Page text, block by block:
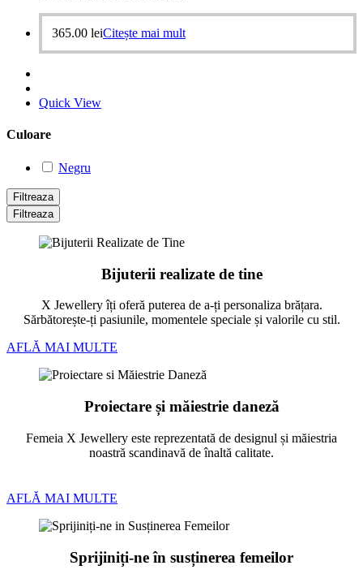
365.00 leiCitește mai mult
Quick View
Culoare
Negru
Filtreaza
Filtreaza
Bijuterii realizate de tine
X Jewellery îți oferă puterea de a-ți personaliza brățara.
Sărbătorește-ți pasiunile, momentele speciale și valorile cu stil.
AFLĂ MAI MULTE
Proiectare și măiestrie daneză
Femeia X Jewellery este reprezentată de designul și măiestria
noastră scandinavă de înaltă calitate.
AFLĂ MAI MULTE
Sprijiniți-ne în susținerea femeilor